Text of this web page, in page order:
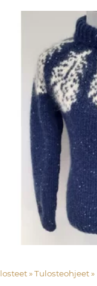
Yksittäiset instruktioner PDF sekä tulosteet‪» Tulosteohjeet ‪»